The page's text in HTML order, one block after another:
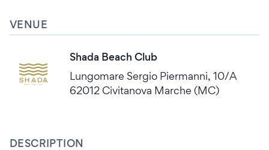
VENUE
Shada Beach Club
Lungomare Sergio Piermanni, 10/A
62012 Civitanova Marche (MC)
DESCRIPTION